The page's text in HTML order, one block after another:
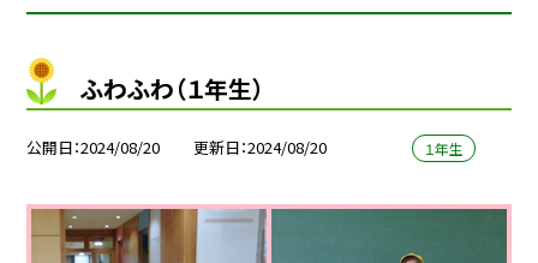
ふわふわ（１年生）
公開日 2024/08/20 更新日 2024/08/20 １年生